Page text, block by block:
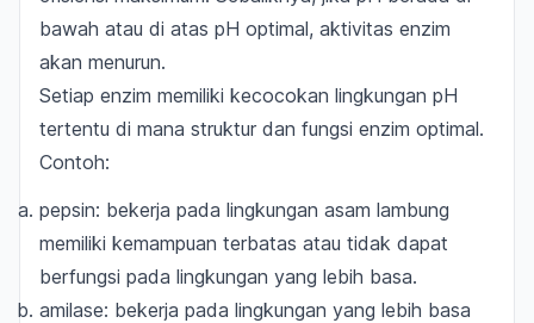
bawah atau di atas pH optimal, aktivitas enzim
akan menurun.
Setiap enzim memiliki kecocokan lingkungan pH
tertentu di mana struktur dan fungsi enzim optimal.
Contoh:
pepsin: bekerja pada lingkungan asam lambung
memiliki kemampuan terbatas atau tidak dapat
berfungsi pada lingkungan yang lebih basa.
amilase: bekerja pada lingkungan yang lebih basa